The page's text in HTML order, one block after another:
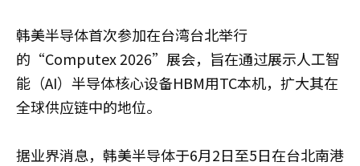
韩美半导体首次参加在台湾台北举行
的“Computex 2026”展会，旨在通过展示人工智
能（AI）半导体核心设备HBM用TC本机，扩大其在
全球供应链中的地位。
据业界消息，韩美半导体于6月2日至5日在台北南港